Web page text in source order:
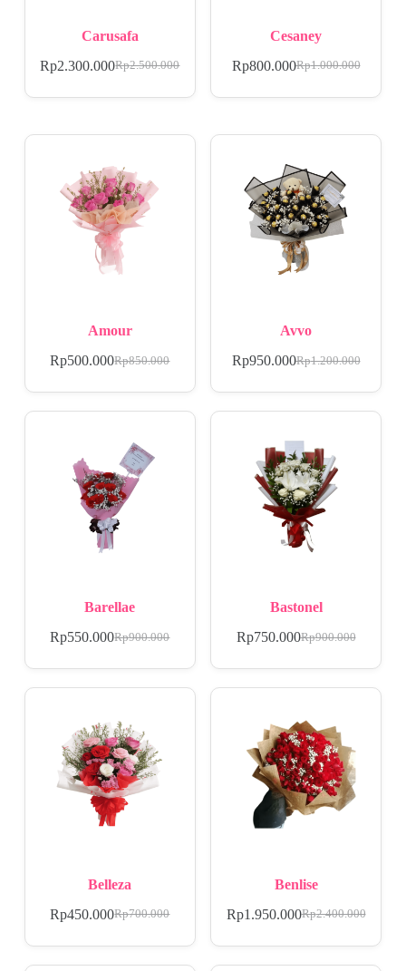
Carusafa
Rp2.500.000
Rp2.300.000
Cesaney
Rp1.000.000
Rp800.000
Amour
Rp850.000
Rp500.000
Avvo
Rp1.200.000
Rp950.000
Barellae
Rp900.000
Rp550.000
Bastonel
Rp900.000
Rp750.000
Belleza
Rp700.000
Rp450.000
Benlise
Rp2.400.000
Rp1.950.000